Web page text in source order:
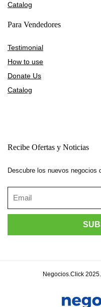
Catalog
Para Vendedores
Testimonial
How to use
Donate Us
Catalog
Recibe Ofertas y Noticias
Descubre los nuevos negocios
Negocios.Click